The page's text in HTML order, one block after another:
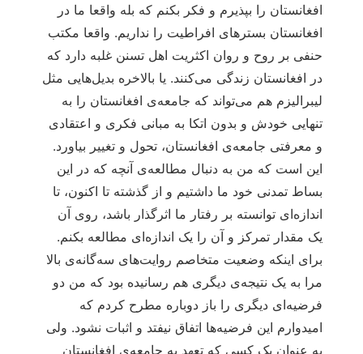
افغانستان را بپذیرم و فکر بکنم که بله واقعا ما در
افغانستان بسترهای افراطیت را نداریم. واقعا مکتب
حنفی بر روح و روان اکثریت اهل تسنن غلبه دارد که
در افغانستان زندگی می‌کنند. یا بالاخره بدیل‌هایی مثل
لیبرالیزم هم می‌تواند که جامعه‌ی افغانستان را به
تنهایی خودش و بدون اتکا به مبانی فکری و اعتقادی
و معرفتی جامعه‌ی افغانستان، تحول و تغییر بیاورد.
این است که من به دنبال مطالعه‌ی آنچه که در این
بساط تمدنی خود ما داشتیم و از گذشته تا اکنون، تا
اندازه‌ای توانسته بر رفتار ما اثرگذار باشد، روی آن
یک مقدار تمرکز و آن را یک اندازه‌ای مطالعه بکنم.
برای اینکه وضعیت متخاصم روایت‌های سه‌گانه‌ی بالا
مرا به یک نتیجه‌ی دیگری هم رسانیده بود که من دو
فرضیه‌ای دیگری را باز دوباره مطرح کردم که
امیدوارم این فرضیه‌ها اتفاق نیفتد و اثبات نشود. ولی
به عنوان یک کسی که تعهد به جامعه‌ی افغانستان